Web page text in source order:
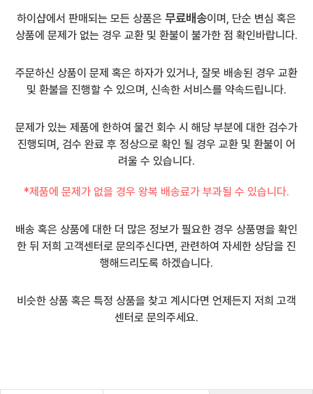
하이샵에서 판매되는 모든 상품은 무료배송이며, 단순 변심 혹은
상품에 문제가 없는 경우 교환 및 환불이 불가한 점 확인바랍니다.
주문하신 상품이 문제 혹은 하자가 있거나, 잘못 배송된 경우 교환
및 환불을 진행할 수 있으며, 신속한 서비스를 약속드립니다.
문제가 있는 제품에 한하여 물건 회수 시 해당 부분에 대한 검수가
진행되며, 검수 완료 후 정상으로 확인 될 경우 교환 및 환불이 어
려울 수 있습니다.
*제품에 문제가 없을 경우 왕복 배송료가 부과될 수 있습니다.
배송 혹은 상품에 대한 더 많은 정보가 필요한 경우 상품명을 확인
한 뒤 저희 고객센터로 문의주신다면, 관련하여 자세한 상담을 진
행해드리도록 하겠습니다.
비슷한 상품 혹은 특정 상품을 찾고 계시다면 언제든지 저희 고객
센터로 문의주세요.